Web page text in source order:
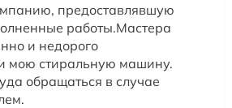
предоставлявшую
работы.Мастера
и недорого
мою стиральную машину.
обращаться в случае